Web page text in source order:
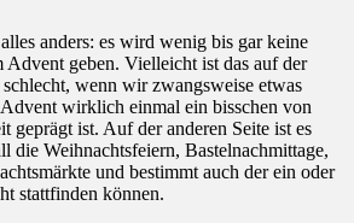
anders: es wird wenig bis gar keine
geben. Vielleicht ist das auf der
wenn wir zwangsweise etwas
wirklich einmal ein bisschen von
geprägt ist. Auf der anderen Seite ist es
die Weihnachtsfeiern, Bastelnachmittage,
und bestimmt auch der ein oder
stattfinden können.